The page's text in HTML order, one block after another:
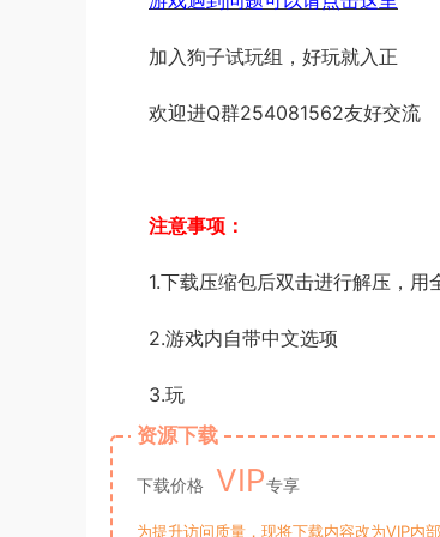
加入狗子试玩组，好玩就入正
欢迎进Q群254081562友好交流
注意事项：
1.下载压缩包后双击进行解压，
2.游戏内自带中文选项
3.玩
资源下载
下载价格 VIP专享
为提升访问质量，现将下载内容改为VIP内